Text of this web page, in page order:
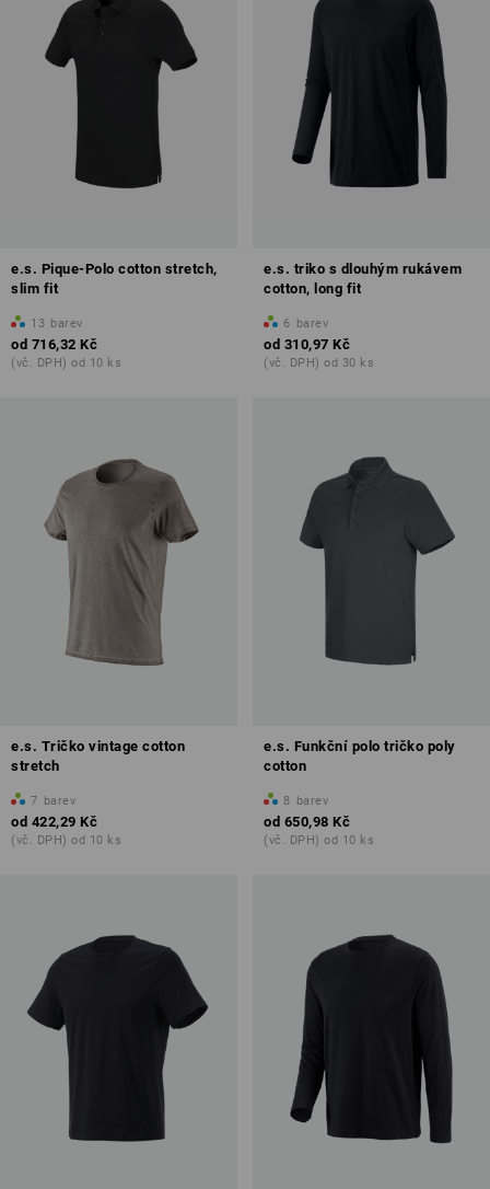
e.s. Pique-Polo cotton stretch,
slim fit
13 barev
od 716,32 Kč
(vč. DPH) od 10 ks
e.s. triko s dlouhým rukávem
cotton, long fit
6 barev
od 310,97 Kč
(vč. DPH) od 30 ks
e.s. Tričko vintage cotton
stretch
7 barev
od 422,29 Kč
(vč. DPH) od 10 ks
e.s. Funkční polo tričko poly
cotton
8 barev
od 650,98 Kč
(vč. DPH) od 10 ks